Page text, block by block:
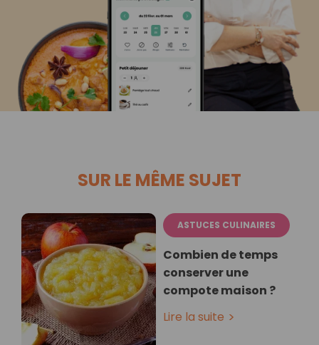
SUR LE MÊME SUJET
ASTUCES CULINAIRES
Combien de temps
conserver une
compote maison ?
Lire la suite